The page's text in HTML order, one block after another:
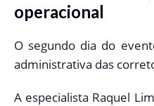
operacional
O segundo dia do
administrativa das
A especialista Raquel